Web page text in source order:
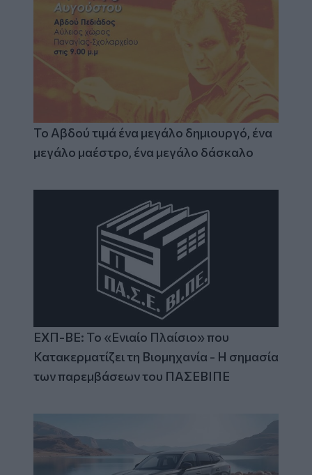
Το Αβδού τιμά ένα μεγάλο δημιουργό, ένα
μεγάλο μαέστρο, ένα μεγάλο δάσκαλο
ΕΧΠ-ΒΕ: Το «Ενιαίο Πλαίσιο» που
Κατακερματίζει τη Βιομηχανία - Η σημασία
των παρεμβάσεων του ΠΑΣΕΒΙΠΕ